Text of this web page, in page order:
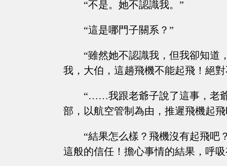
“不是。她不認識我。”
“這是哪門子關系？”
“雖然她不認識我，但我卻知道
我，大伯，這趟飛機不能起飛！絕
“……我跟老爺子說了這事，老
部，以航空管制為由，推遲飛機起
“結果怎么樣？飛機沒有起飛吧
這般的信任！擔心事情的結果，呼